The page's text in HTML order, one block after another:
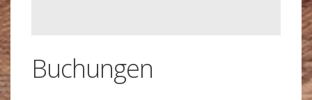
Buchungen